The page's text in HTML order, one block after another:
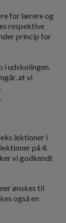
for lærere og
respektive
princip for
udskolingen.
at vi
lektioner i
på 4.
vi godkendt
ønskes til
også en